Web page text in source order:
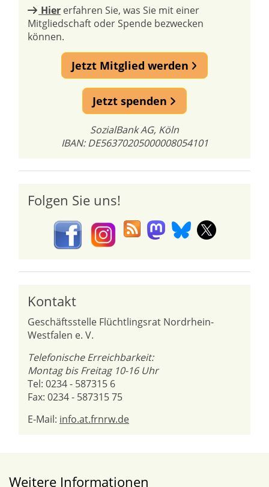
Hier erfahren Sie, was Sie mit einer
Mitgliedschaft oder Spende bezwecken
können.
Jetzt Mitglied werden
Jetzt spenden
SozialBank AG, Köln
IBAN: DE56370205000008054101
Folgen Sie uns!
Kontakt
Geschäftsstelle Flüchtlingsrat Nordrhein-
Westfalen e. V.
Telefonische Erreichbarkeit:
Montag bis Freitag 10-16 Uhr
Tel: 0234 - 587315 6
Fax: 0234 - 587315 75
E-Mail: info.at.frnrw.de
Weitere Informationen